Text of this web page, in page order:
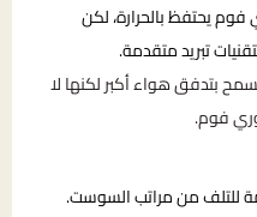
يحتفظ بالحرارة، لكن
تبريد متقدمة.
بتدفق هواء أكبر لكنها لا
فوم.
للتلف من مراتب السوست.